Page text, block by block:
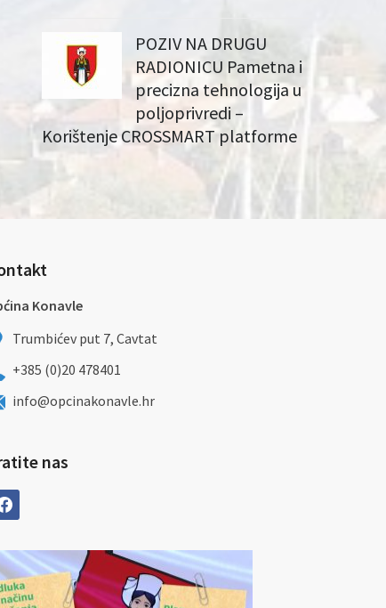
POZIV NA DRUGU
RADIONICU Pametna i
precizna tehnologija u
poljoprivredi –
Korištenje CROSSMART platforme
Konavle
Trumbićev put 7, Cavtat
+385 (0)20 478401
info@opcinakonavle.hr
nas